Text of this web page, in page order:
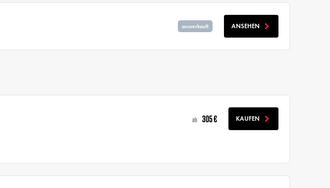
ausverkauft ANSEHEN
ab 305 € KAUFEN